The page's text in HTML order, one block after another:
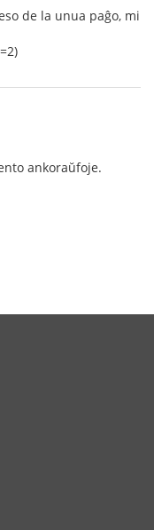
de la unua paĝo, mi
ankoraŭfoje.